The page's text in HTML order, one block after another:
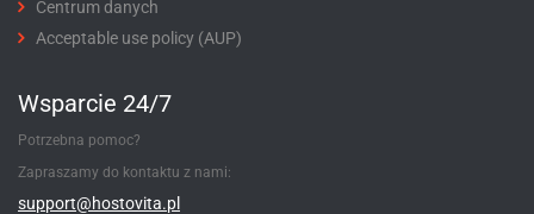
Centrum danych
Acceptable use policy (AUP)
Wsparcie 24/7
Potrzebna pomoc?
Zapraszamy do kontaktu z nami:
support@hostovita.pl